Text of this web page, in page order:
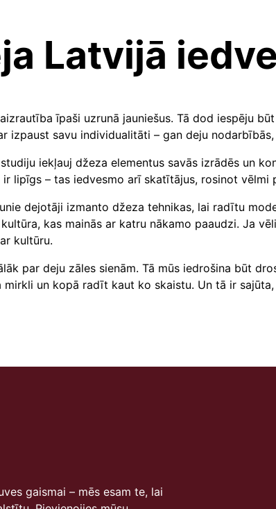
Latvijā
īpaši uzrunā jauniešus. Tā dod iespēju
izpaust savu individualitāti – gan deju
iekļauj džeza elementus savās izrādēs un
lipīgs – tas iedvesmo arī skatītājus, rosinot vēlmi
dejotāji izmanto džeza tehnikas, lai radītu
kas mainās ar katru nākamo paaudzi. Ja
kultūru.
par deju zāles sienām. Tā mūs iedrošina būt
un kopā radīt kaut ko skaistu. Un tā ir
gaismai – mēs esam te, lai